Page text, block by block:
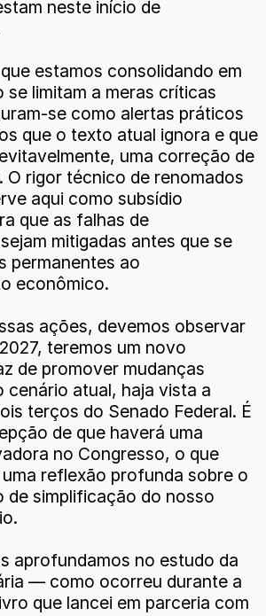
neste início de
estamos consolidando em
se limitam a meras críticas
se como alertas práticos
que o texto atual ignora e que
uma correção de
O rigor técnico de renomados
aqui como subsídio
que as falhas de
mitigadas antes que se
permanentes ao
econômico.
ações, devemos observar
teremos um novo
de promover mudanças
cenário atual, haja vista a
terços do Senado Federal. É
de que haverá uma
no Congresso, o que
reflexão profunda sobre o
de simplificação do nosso
aprofundamos no estudo da
— como ocorreu durante a
que lancei em parceria com